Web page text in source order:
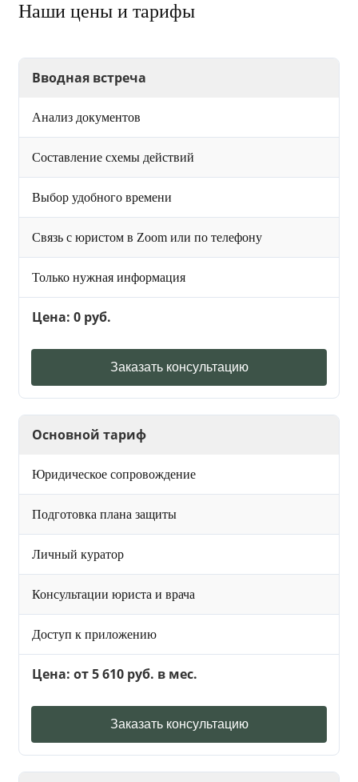
Наши цены и тарифы
Вводная встреча
Анализ документов
Составление схемы действий
Выбор удобного времени
Связь с юристом в Zoom или по телефону
Только нужная информация
Цена: 0 руб.
Заказать консультацию
Основной тариф
Юридическое сопровождение
Подготовка плана защиты
Личный куратор
Консультации юриста и врача
Доступ к приложению
Цена: от 5 610 руб. в мес.
Заказать консультацию